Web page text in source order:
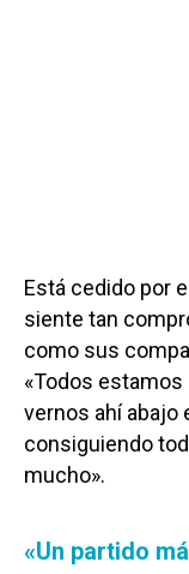
Está cedido por
siente tan
como sus
«Todos
vernos ahí abajo
consiguiendo
mucho».
«Un partido